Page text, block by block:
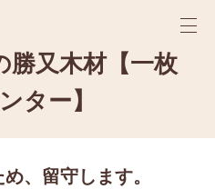
勝又木材【一枚
ター】
、留守します。